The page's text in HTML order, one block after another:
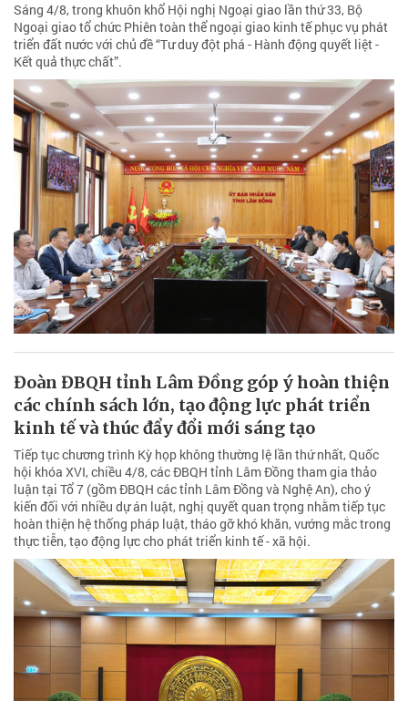
Sáng 4/8, trong khuôn khổ Hội nghị Ngoại giao lần thứ 33, Bộ
Ngoại giao tổ chức Phiên toàn thể ngoại giao kinh tế phục vụ phát
triển đất nước với chủ đề “Tư duy đột phá - Hành động quyết liệt -
Kết quả thực chất”.
Đoàn ĐBQH tỉnh Lâm Đồng góp ý hoàn thiện
các chính sách lớn, tạo động lực phát triển
kinh tế và thúc đẩy đổi mới sáng tạo
Tiếp tục chương trình Kỳ họp không thường lệ lần thứ nhất, Quốc
hội khóa XVI, chiều 4/8, các ĐBQH tỉnh Lâm Đồng tham gia thảo
luận tại Tổ 7 (gồm ĐBQH các tỉnh Lâm Đồng và Nghệ An), cho ý
kiến đối với nhiều dự án luật, nghị quyết quan trọng nhằm tiếp tục
hoàn thiện hệ thống pháp luật, tháo gỡ khó khăn, vướng mắc trong
thực tiễn, tạo động lực cho phát triển kinh tế - xã hội.